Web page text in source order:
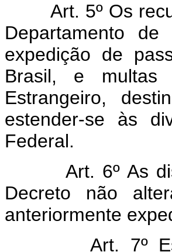
Art. 5º Os
Departamento
expedição de
Brasil, e multas
Estrangeiro,
estender-se às
Federal.
Art. 6º As
Decreto não
anteriormente
Art. 7º